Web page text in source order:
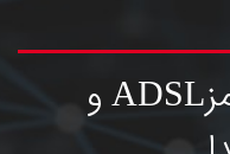
بسته‌های اینترنت قرمزADSL و